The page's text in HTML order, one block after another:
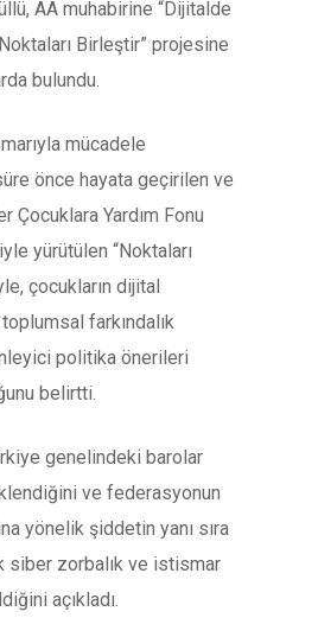
AA muhabirine “Dijitalde
Birleştir” projesine
bulundu.
mücadele
önce hayata geçirilen ve
Çocuklara Yardım Fonu
yürütülen “Noktaları
çocukların dijital
farkındalık
politika önerileri
belirtti.
genelindeki barolar
ve federasyonun
yönelik şiddetin yanı sıra
siber zorbalık ve istismar
açıkladı.